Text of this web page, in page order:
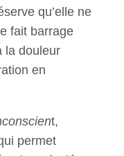
qu’elle ne
fait barrage
la douleur
en
t,
permet